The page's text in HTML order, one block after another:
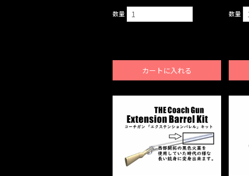
数量
カートに入れる
数量